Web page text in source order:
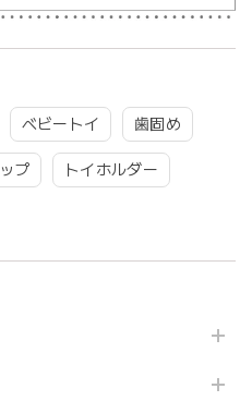
ベビートイ 歯固め
プ トイホルダー
141
がとうございました(^^) 梱包